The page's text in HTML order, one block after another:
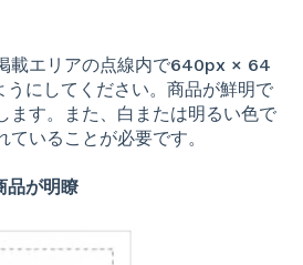
載エリアの点線内で640px × 64
にしてください。商品が鮮明で
ます。また、白または明るい色で
いることが必要です。
が明瞭